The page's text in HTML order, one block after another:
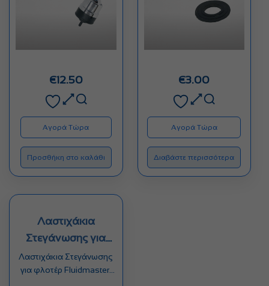
€12.50
Αγορά Τώρα
Προσθήκη στο καλάθι
€3.00
Αγορά Τώρα
Διαβάστε περισσότερα
Λαστιχάκια
Στεγάνωσης για
φλοτέρ Fluidmaster
Λαστιχάκια Στεγάνωσης
για φλοτέρ Fluidmaster.